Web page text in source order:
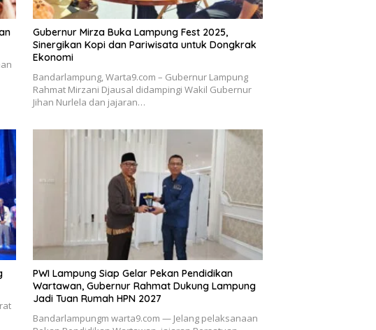
Gubernur Mirza Buka Lampung Fest 2025,
Sinergikan Kopi dan Pariwisata untuk Dongkrak
Ekonomi
Bandarlampung, Warta9.com – Gubernur Lampung
Rahmat Mirzani Djausal didampingi Wakil Gubernur
Jihan Nurlela dan jajaran…
PWI Lampung Siap Gelar Pekan Pendidikan
Wartawan, Gubernur Rahmat Dukung Lampung
Jadi Tuan Rumah HPN 2027
Bandarlampungm warta9.com — Jelang pelaksanaan